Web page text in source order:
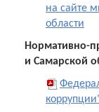
на сайте
области
Нормативно-
и Самарской